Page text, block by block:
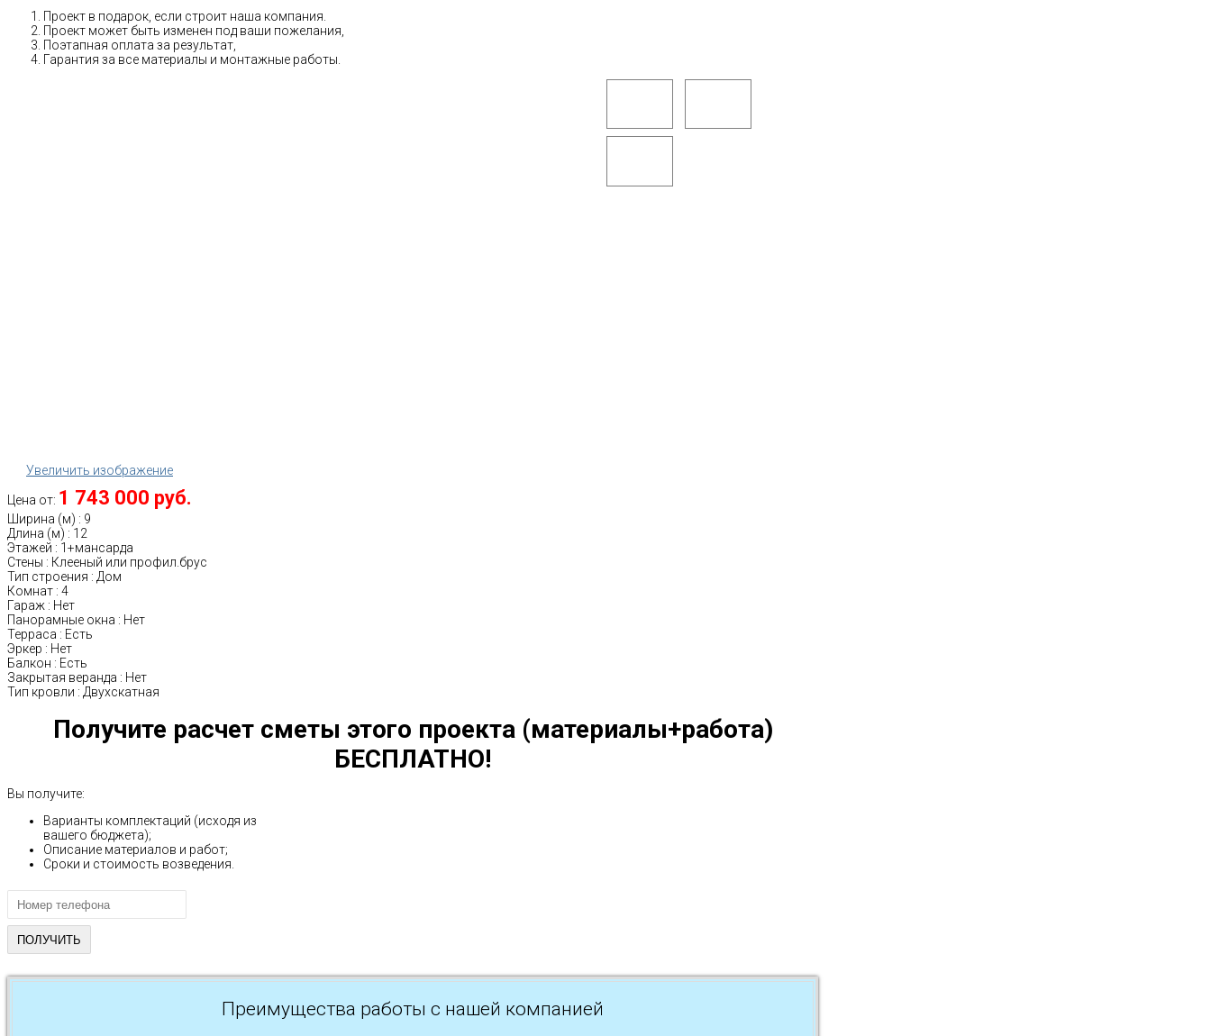
Проект в подарок, если строит наша компания.
Проект может быть изменен под ваши пожелания,
Поэтапная оплата за результат,
Гарантия за все материалы и монтажные работы.
Увеличить изображение
Цена от: 1 743 000 руб.
Ширина (м) : 9
Длина (м) : 12
Этажей : 1+мансарда
Стены : Клееный или профил.брус
Тип строения : Дом
Комнат : 4
Гараж : Нет
Панорамные окна : Нет
Терраса : Есть
Эркер : Нет
Балкон : Есть
Закрытая веранда : Нет
Тип кровли : Двухскатная
Получите расчет сметы этого проекта (материалы+работа)
БЕСПЛАТНО!
Вы получите:
Варианты комплектаций (исходя из
вашего бюджета);
Описание материалов и работ;
Сроки и стоимость возведения.
Преимущества работы с нашей компанией